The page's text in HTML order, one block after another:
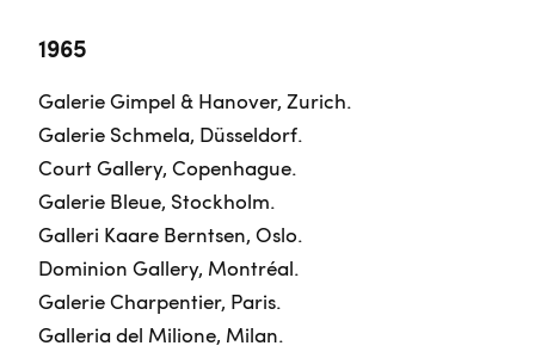
1965
Galerie Gimpel & Hanover, Zurich.
Galerie Schmela, Düsseldorf.
Court Gallery, Copenhague.
Galerie Bleue, Stockholm.
Galleri Kaare Berntsen, Oslo.
Dominion Gallery, Montréal.
Galerie Charpentier, Paris.
Galleria del Milione, Milan.